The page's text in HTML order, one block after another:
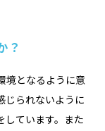
？
境となるように意
じられないように
しています。また